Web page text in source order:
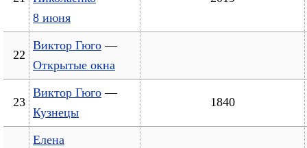
8 июня
22
Виктор Гюго —
Открытые окна
23
Виктор Гюго —
Кузнецы
1840
Елена